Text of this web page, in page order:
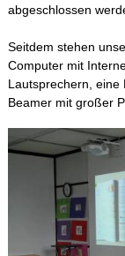
Leitbild
Medien
Private
MINT-
abgeschlossen
Seitdem stehen
Computer mit
Lautsprechern, eine
Beamer mit großer